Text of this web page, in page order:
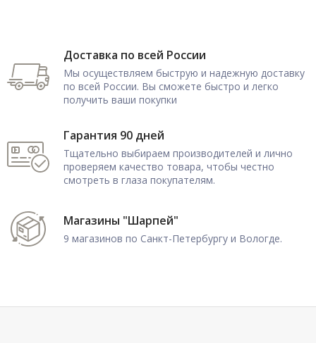
Доставка по всей России
Мы осуществляем быструю и надежную доставку
по всей России. Вы сможете быстро и легко
получить ваши покупки
Гарантия 90 дней
Тщательно выбираем производителей и лично
проверяем качество товара, чтобы честно
смотреть в глаза покупателям.
Магазины "Шарпей"
9 магазинов по Санкт-Петербургу и Вологде.